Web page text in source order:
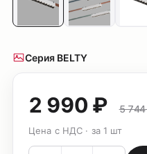
Серия BELTY
2 990 ₽ 5
Цена с НДС · за 1 шт